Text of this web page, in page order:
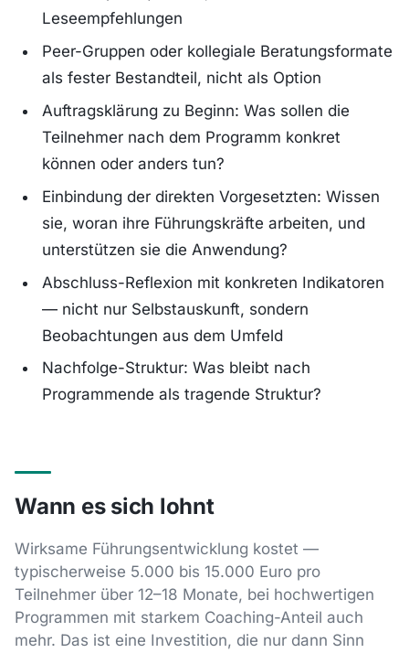
Leseempfehlungen
Peer-Gruppen oder kollegiale Beratungsformate
als fester Bestandteil, nicht als Option
Auftragsklärung zu Beginn: Was sollen die
Teilnehmer nach dem Programm konkret
können oder anders tun?
Einbindung der direkten Vorgesetzten: Wissen
sie, woran ihre Führungskräfte arbeiten, und
unterstützen sie die Anwendung?
Abschluss-Reflexion mit konkreten Indikatoren
— nicht nur Selbstauskunft, sondern
Beobachtungen aus dem Umfeld
Nachfolge-Struktur: Was bleibt nach
Programmende als tragende Struktur?
Wann es sich lohnt
Wirksame Führungsentwicklung kostet —
typischerweise 5.000 bis 15.000 Euro pro
Teilnehmer über 12–18 Monate, bei hochwertigen
Programmen mit starkem Coaching-Anteil auch
mehr. Das ist eine Investition, die nur dann Sinn